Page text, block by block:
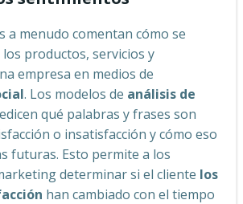
a menudo comentan cómo se
productos, servicios y
empresa en medios de
. Los modelos de análisis de
qué palabras y frases son
o insatisfacción y cómo eso
futuras. Esto permite a los
determinar si el cliente los
han cambiado con el tiempo